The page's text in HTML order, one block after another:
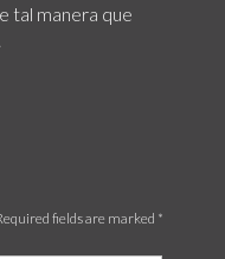
tal manera que
fields are marked *